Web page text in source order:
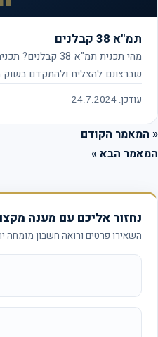
תמ"א 38 קבלנים
שברצונם להצליח ולהתקדם בשוק
עודכן: 24.7.2024
הקודם
הבא »
נחזור אליכם עם מענה
השאירו פרטים ורואה חשבון מומחה
אתר החברה (להשאיר ריק)